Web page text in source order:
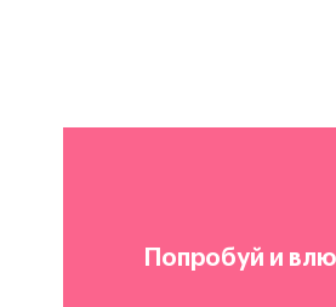
Попробуй и